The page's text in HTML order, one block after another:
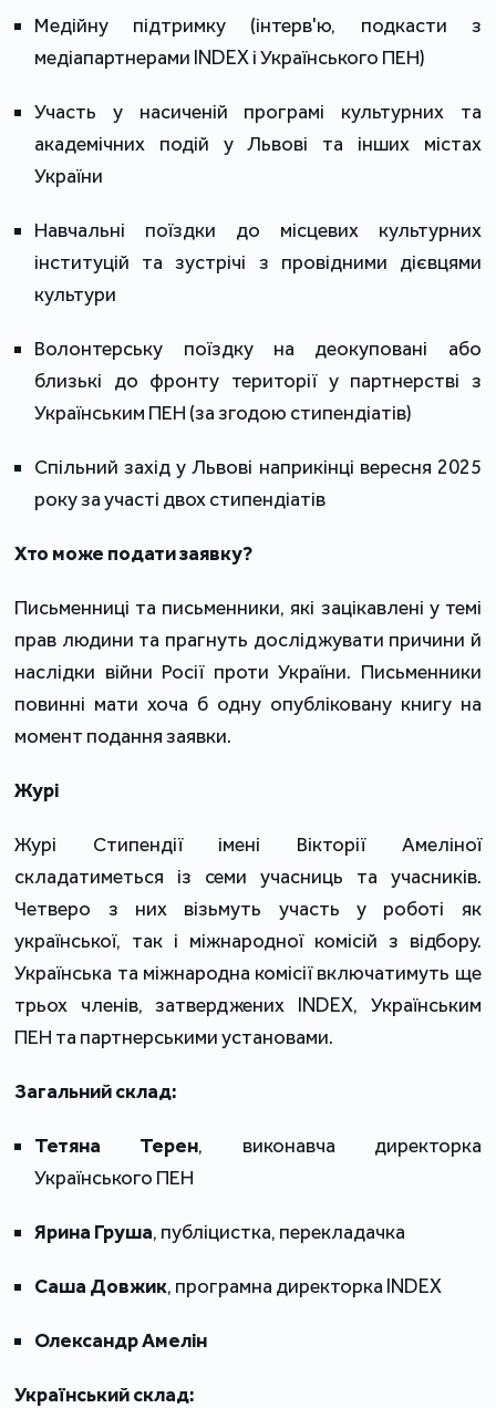
Медійну підтримку (інтерв'ю, подкасти з
медіапартнерами INDEX і Українського ПЕН)
Участь у насиченій програмі культурних та
академічних подій у Львові та інших містах
України
Навчальні поїздки до місцевих культурних
інституцій та зустрічі з провідними дієвцями
культури
Волонтерську поїздку на деокуповані або
близькі до фронту території у партнерстві з
Українським ПЕН (за згодою стипендіатів)
Спільний захід у Львові наприкінці вересня 2025
року за участі двох стипендіатів
Хто може подати заявку?
Письменниці та письменники, які зацікавлені у темі
прав людини та прагнуть досліджувати причини й
наслідки війни Росії проти України. Письменники
повинні мати хоча б одну опубліковану книгу на
момент подання заявки.
Журі
Журі Стипендії імені Вікторії Амеліної
складатиметься із семи учасниць та учасників.
Четверо з них візьмуть участь у роботі як
української, так і міжнародної комісій з відбору.
Українська та міжнародна комісії включатимуть ще
трьох членів, затверджених INDEX, Українським
ПЕН та партнерськими установами.
Загальний склад:
Тетяна Терен, виконавча директорка
Українського ПЕН
Ярина Груша, публіцистка, перекладачка
Саша Довжик, програмна директорка INDEX
Олександр Амелін
Український склад: